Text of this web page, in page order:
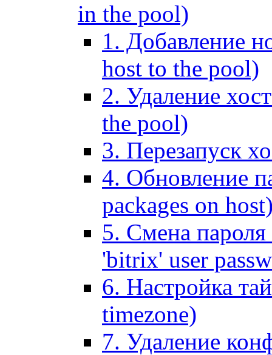
in the pool)
1. Добавление
host to the pool)
2. Удаление
the pool)
3. Перезапуск
4. Обновление
packages on
5. Смена пароля
'bitrix' user
6. Настройка
timezone)
7. Удаление